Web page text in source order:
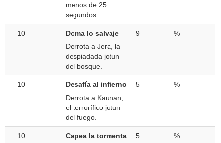
menos de 25
segundos.
10
Doma lo salvaje
Derrota a Jera, la
despiadada jotun
del bosque.
9 %
10
Desafía al infierno
Derrota a Kaunan,
el terrorífico jotun
del fuego.
5 %
10
Capea la tormenta
5 %